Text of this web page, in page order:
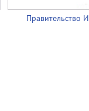
Правительство